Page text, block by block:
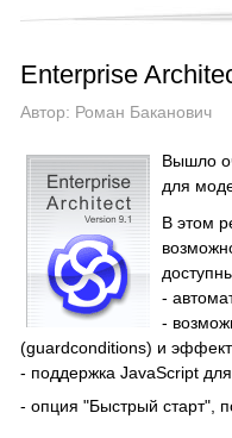
Enterprise
Автор: Роман Баканович
Вышло
для
В этом
-
-
(guardconditions) и
- поддержка JavaScript
- опция "Быстрый старт",